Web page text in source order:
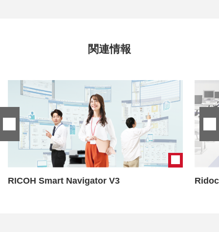
関連情報
RICOH Smart Navigator V3